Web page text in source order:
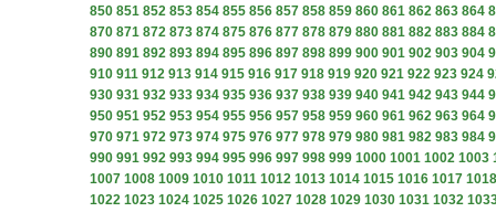
850 851 852 853 854 855 856 857 858 859 860 861 862 863 864
870 871 872 873 874 875 876 877 878 879 880 881 882 883 884
890 891 892 893 894 895 896 897 898 899 900 901 902 903 904
910 911 912 913 914 915 916 917 918 919 920 921 922 923 924
930 931 932 933 934 935 936 937 938 939 940 941 942 943 944
950 951 952 953 954 955 956 957 958 959 960 961 962 963 964
970 971 972 973 974 975 976 977 978 979 980 981 982 983 984
990 991 992 993 994 995 996 997 998 999 1000 1001 1002 1003
1007 1008 1009 1010 1011 1012 1013 1014 1015 1016 1017 1018
1022 1023 1024 1025 1026 1027 1028 1029 1030 1031 1032